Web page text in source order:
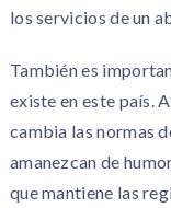
los servicios de un
También es
existe en este país.
cambia las normas
amanezcan de
que mantiene las